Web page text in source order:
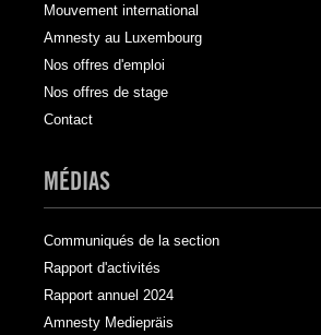
Mouvement international
Amnesty au Luxembourg
Nos offres d'emploi
Nos offres de stage
Contact
MÉDIAS
Communiqués de la section
Rapport d'activités
Rapport annuel 2024
Amnesty Mediepräis